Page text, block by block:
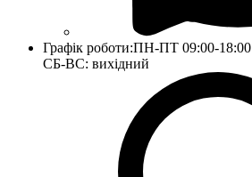
Графік роботи:ПН-ПТ 09:00-18:00
СБ-ВС: вихідний